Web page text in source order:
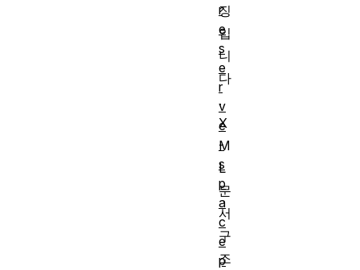
징
입
니
다
.
X
M
L
문
서
구
조
r
e
s
e
r
v
e
-
s
p
a
c
e
p